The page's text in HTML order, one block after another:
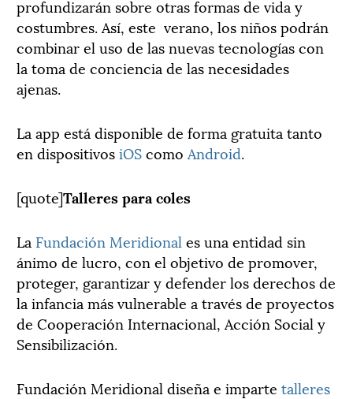
profundizarán sobre otras formas de vida y
costumbres. Así, este verano, los niños podrán
combinar el uso de las nuevas tecnologías con
la toma de conciencia de las necesidades
ajenas.
La app está disponible de forma gratuita tanto
en dispositivosiOScomo Android.
[quote]Talleres para coles
La Fundación Meridionales una entidad sin
ánimo de lucro, con el objetivo de promover,
proteger, garantizar y defender los derechos de
la infancia más vulnerable a través de proyectos
de Cooperación Internacional, Acción Social y
Sensibilización.
Fundación Meridional diseña e imparte talleres